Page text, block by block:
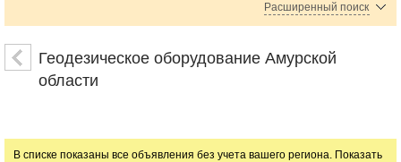
Расширенный поиск
Штативы, биподы, триподы
Цена
Геодезическое оборудование Амурской
области
В списке показаны все объявления без учета вашего региона. Показать